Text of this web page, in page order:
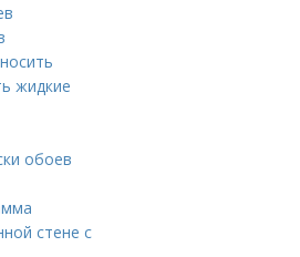
жидкие
обоев
стене с